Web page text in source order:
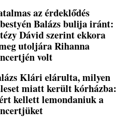
az érdeklődés
Balázs bulija iránt:
Dávid szerint ekkora
utoljára Rihanna
volt
Klári elárulta, milyen
miatt került kórházba:
kellett lemondaniuk a